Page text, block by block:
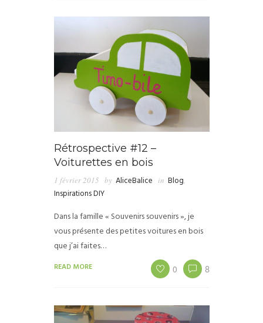
Rétrospective #12 –
Voiturettes en bois
1 février 2015 by AliceBalice in Blog
Inspirations DIY
Dans la famille « Souvenirs souvenirs », je
vous présente des petites voitures en bois
que j’ai faites…
READ MORE 0 8